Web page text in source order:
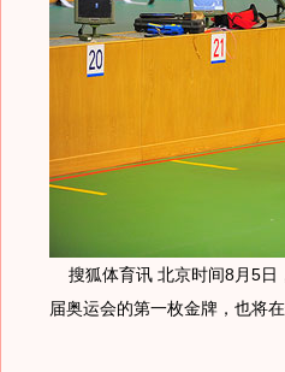
搜狐体育讯 北京时间8月5日
届奥运会的第一枚金牌，也将